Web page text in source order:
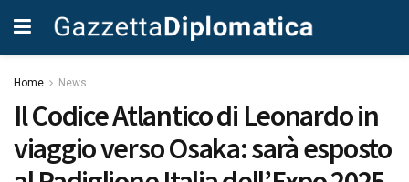
Home News
Il Codice Atlantico di Leonardo in
viaggio verso Osaka: sarà esposto